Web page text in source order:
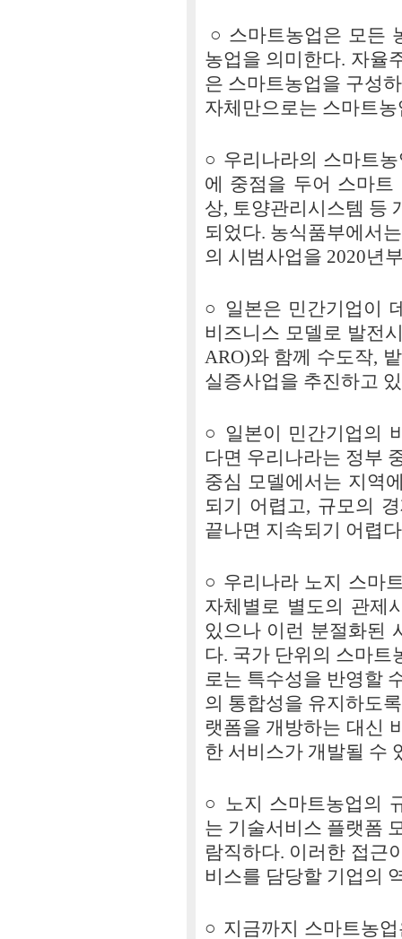
○ 스마트농업은 모든
농업을 의미한다. 자율
은 스마트농업을 구성
자체만으로는 스마트
○ 우리나라의 스마트
에 중점을 두어 스마트
상, 토양관리시스템 등
되었다. 농식품부에서
의 시범사업을 2020년
○ 일본은 민간기업이
비즈니스 모델로 발전
ARO)와 함께 수도작,
실증사업을 추진하고
○ 일본이 민간기업의
다면 우리나라는 정부
중심 모델에서는 지역
되기 어렵고, 규모의
끝나면 지속되기 어렵
○ 우리나라 노지 스마
자체별로 별도의 관제
있으나 이런 분절화된
다. 국가 단위의 스마트
로는 특수성을 반영할
의 통합성을 유지하도
랫폼을 개방하는 대신
한 서비스가 개발될 수
○ 노지 스마트농업의
는 기술서비스 플랫폼
람직하다. 이러한 접근
비스를 담당할 기업의
○ 지금까지 스마트농